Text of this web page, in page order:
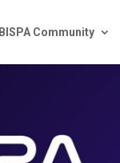
BISPA Community